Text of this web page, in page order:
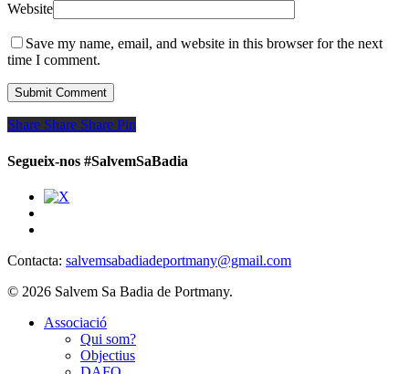
Website
Save my name, email, and website in this browser for the next
time I comment.
Share
Share Share Share Pin
Segueix-nos #SalvemSaBadia
Contacta: salvemsabadiadeportmany@gmail.com
© 2026 Salvem Sa Badia de Portmany.
Close
Associació
Qui som?
Objectius